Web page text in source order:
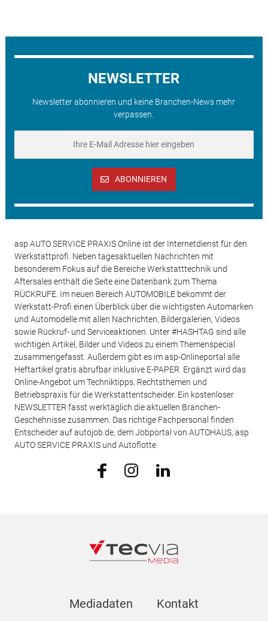
NEWSLETTER
Newsletter abonnieren und keine Branchen-News mehr
verpassen.
ABONNIEREN
asp AUTO SERVICE PRAXIS Online ist der Internetdienst für den
Werkstattprofi. Neben tagesaktuellen Nachrichten mit
besonderem Fokus auf die Bereiche Werkstatttechnik und
Aftersales enthält die Seite eine Datenbank zum Thema
RÜCKRUFE. Im neuen Bereich AUTOMOBILE bekommt der
Werkstatt-Profi einen Überblick über die wichtigsten Automarken
und Automodelle mit allen Nachrichten, Bildergalerien, Videos
sowie Rückruf- und Serviceaktionen. Unter #HASHTAG sind alle
wichtigen Artikel, Bilder und Videos zu einem Themenspecial
zusammengefasst. Außerdem gibt es im asp-Onlineportal alle
Heftartikel gratis abrufbar inklusive E-PAPER. Ergänzt wird das
Online-Angebot um Techniktipps, Rechtsthemen und
Betriebspraxis für die Werkstattentscheider. Ein kostenloser
NEWSLETTER fasst werktäglich die aktuellen Branchen-
Geschehnisse zusammen. Das richtige Fachpersonal finden
Entscheider auf autojob.de, dem Jobportal von AUTOHAUS, asp
AUTO SERVICE PRAXIS und Autoflotte.
Mediadaten Kontakt